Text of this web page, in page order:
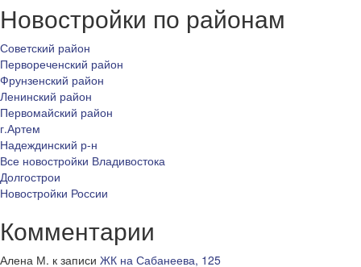
Новостройки по районам
Советский район
Первореченский район
Фрунзенский район
Ленинский район
Первомайский район
г.Артем
Надеждинский р-н
Все новостройки Владивостока
Долгострои
Новостройки России
Комментарии
Алена М. к записи ЖК на Сабанеева, 125